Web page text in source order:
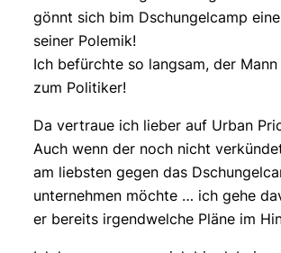
gönnt sich bim Dschungelcamp
seiner Polemik!
Ich befürchte so langsam, der
zum Politiker!
Da vertraue ich lieber auf Urban
Auch wenn der noch nicht
am liebsten gegen das
unternehmen möchte … ich gehe
er bereits irgendwelche Pläne im